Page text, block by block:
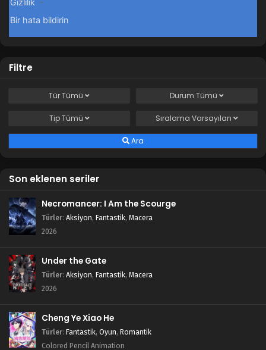
Filtre
TürTümü Durum Tümü
TipTümü Sıralama Varsayılan
Ara
Son eklenen seriler
Necromancer: I Am the Scourge
Türler: Aksiyon, Fantastik, Macera
2026
Under the Gate
Türler: Aksiyon, Fantastik, Macera
2026
Cheng Ye Xiao He
Türler: Fantastik, Oyun, Romantik
Colored Pencil Animation